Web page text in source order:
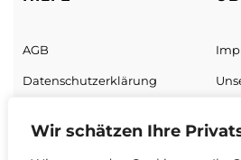
Wir schätzen Ihre
AGB
Datenschutz­erklärung
Sendungs­verfolgung